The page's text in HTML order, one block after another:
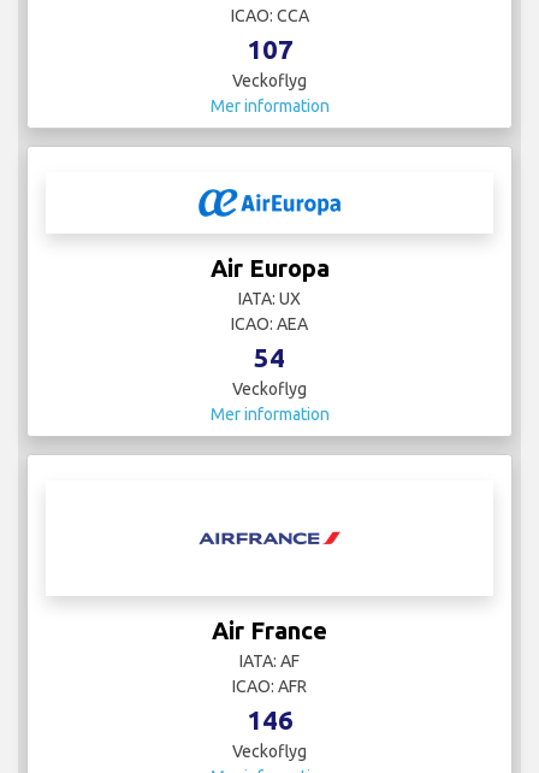
ICAO: CCA
107
Veckoflyg
Mer information
Air Europa
IATA: UX
ICAO: AEA
54
Veckoflyg
Mer information
Air France
IATA: AF
ICAO: AFR
146
Veckoflyg